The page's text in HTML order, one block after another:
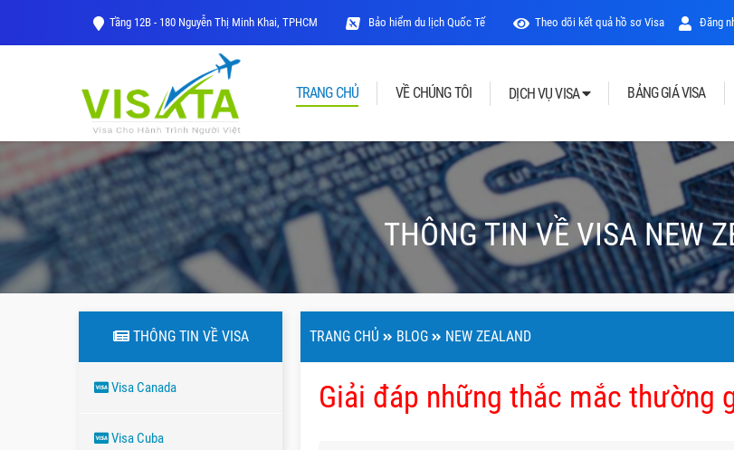
Tầng 12B - 180 Nguyễn Thị Minh Khai, TPHCM Bảo hiểm du lịch Quốc Tế Theo dõi kết quả hồ sơ Visa Đăng
TRANG CHỦ VỀ CHÚNG TÔI DỊCH VỤ VISA BẢNG GIÁ VISA
THÔNG TIN VỀ VISA NEW
THÔNG TIN VỀ VISA
Visa Canada
Visa Cuba
TRANG CHỦ BLOG NEW ZEALAND
Giải đáp những thắc mắc thường